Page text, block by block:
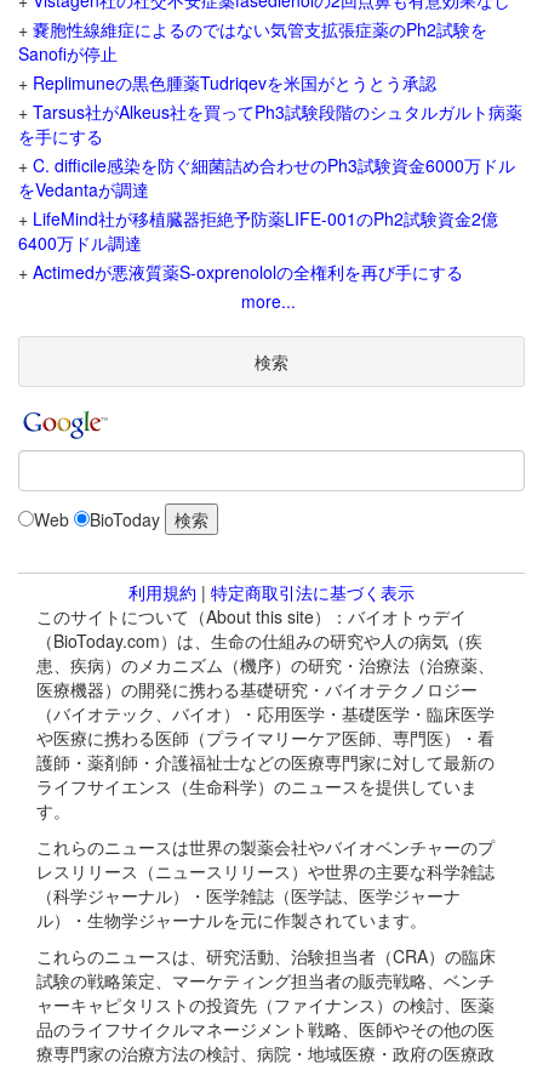
+ 嚢胞性線維症によるのではない気管支拡張症薬のPh2試験を
Sanofiが停止
+ Replimuneの黒色腫薬Tudriqevを米国がとうとう承認
+ Tarsus社がAlkeus社を買ってPh3試験段階のシュタルガルト病薬
を手にする
+ C. difficile感染を防ぐ細菌詰め合わせのPh3試験資金6000万ドル
をVedantaが調達
+ LifeMind社が移植臓器拒絶予防薬LIFE-001のPh2試験資金2億
6400万ドル調達
+ Actimedが悪液質薬S-oxprenololの全権利を再び手にする
more...
検索
Web BioToday
利用規約 | 特定商取引法に基づく表示
このサイトについて（About this site）：バイオトゥデイ
（BioToday.com）は、生命の仕組みの研究や人の病気（疾
患、疾病）のメカニズム（機序）の研究・治療法（治療薬、
医療機器）の開発に携わる基礎研究・バイオテクノロジー
（バイオテック、バイオ）・応用医学・基礎医学・臨床医学
や医療に携わる医師（プライマリーケア医師、専門医）・看
護師・薬剤師・介護福祉士などの医療専門家に対して最新の
ライフサイエンス（生命科学）のニュースを提供していま
す。
これらのニュースは世界の製薬会社やバイオベンチャーのプ
レスリリース（ニュースリリース）や世界の主要な科学雑誌
（科学ジャーナル）・医学雑誌（医学誌、医学ジャーナ
ル）・生物学ジャーナルを元に作製されています。
これらのニュースは、研究活動、治験担当者（CRA）の臨床
試験の戦略策定、マーケティング担当者の販売戦略、ベンチ
ャーキャピタリストの投資先（ファイナンス）の検討、医薬
品のライフサイクルマネージメント戦略、医師やその他の医
療専門家の治療方法の検討、病院・地域医療・政府の医療政